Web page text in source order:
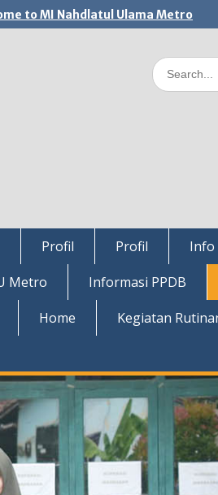
to MI Nahdlatul Ulama Metro
Search
for:
Profil Profil Info
Metro Informasi PPDB
Home
Kegiatan